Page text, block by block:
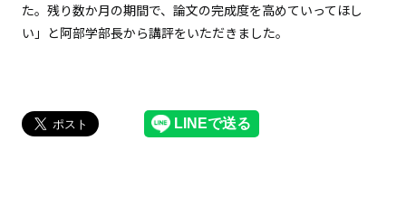
た。残り数か月の期間で、論文の完成度を高めていってほし
い」と阿部学部長から講評をいただきました。